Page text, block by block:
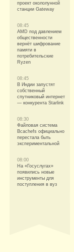
проект окололунной
станции Gateway
08:45
AMD под давлением
общественности
вернёт шифрование
памяти в
потребительские
Ryzen
08:45
В Индии запустят
собственный
спутниковый интернет
— конкурента Starlink
08:30
Файловая система
Bcachefs официально
перестала быть
экспериментальной
08:00
На «Госуслугах»
появились новые
инструменты для
поступления в вуз